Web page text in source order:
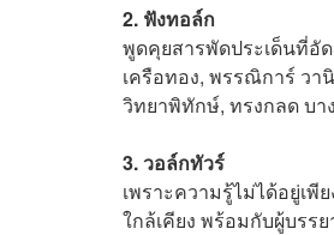
2. ฟังทอล์ก
พูดคุยสารพัดประเด็นที่อั
เครือทอง, พรรณิการ์ ว
วิทยาพิทักษ์, ทรงกลด บ
3. วอล์กทัวร์
เพราะความรู้ไม่ได้อยู่เ
ใกล้เคียง พร้อมกับผู้บร